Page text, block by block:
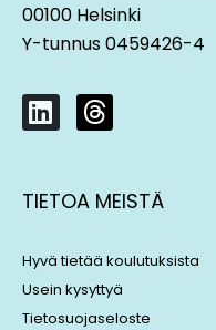
keskustelu
00100 Helsinki
Y-tunnus 0459426-4
L
i
k
e
i
n
T
h
e
a
s
TIETOA MEISTÄ
Hyvä tietää koulutuksista
Usein kysyttyä
Tietosuojaseloste